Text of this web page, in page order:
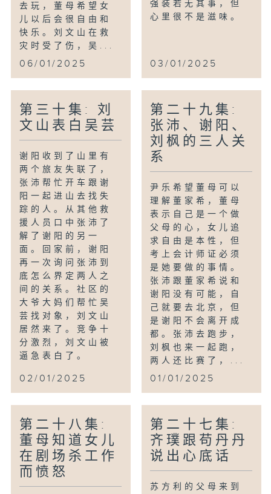
去玩，董母希望女
儿以后会很自由和
快乐。刘文山在救
灾时受了伤，吴...
06/01/2025
强装若无其事，但
心里很不是滋味。
03/01/2025
第三十集: 刘
文山表白吴芸
谢阳收到了山里有
两个旅友失联了，
张沛帮忙开车跟谢
阳一起进山去找失
踪的人。从其他救
援人员口中张沛了
解了谢阳的另一
面。回家前，谢阳
再一次询问张沛到
底怎么界定两人之
间的关系。社区的
大爷大妈们帮忙吴
芸找对象，刘文山
居然来了。竞争十
分激烈，刘文山被
逼急表白了。
02/01/2025
第二十九集:
张沛、谢阳、
刘枫的三人关
系
尹乐希望董母可以
理解董家希，董母
表示自己是一个做
父母的心，女儿追
求自由是本性，但
考上会计师证必须
是她要做的事情。
张沛跟董家希说和
谢阳没有可能，自
己就要去北京，但
是谢阳不会离开成
都。张沛去跑步，
刘枫也来一起跑，
两人还比赛了，...
01/01/2025
第二十八集:
董母知道女儿
在剧场杀工作
而愤怒
第二十七集:
齐璞跟苟丹丹
说出心底话
苏方利的父母来到